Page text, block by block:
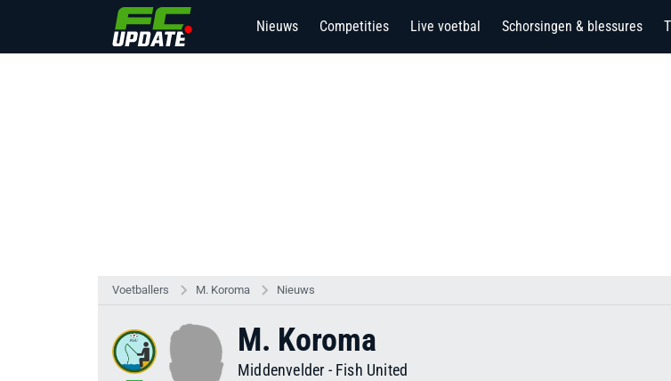
Nieuws Competities Live voetbal Schorsingen & blessures
Voetballers M. Koroma Nieuws
M. Koroma
Middenvelder - Fish United